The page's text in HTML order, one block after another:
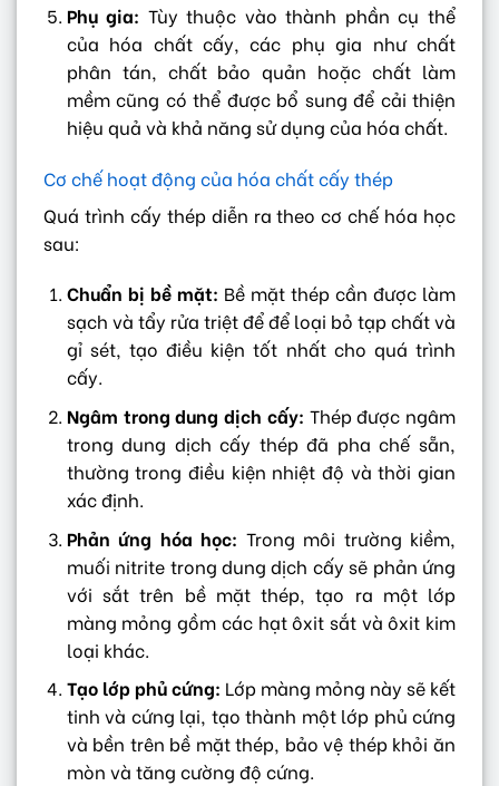
Phụ gia: Tùy thuộc vào thành phần cụ thể
của hóa chất cấy, các phụ gia như chất
phân tán, chất bảo quản hoặc chất làm
mềm cũng có thể được bổ sung để cải thiện
hiệu quả và khả năng sử dụng của hóa chất.
Cơ chế hoạt động của hóa chất cấy thép
Quá trình cấy thép diễn ra theo cơ chế hóa học
sau:
Chuẩn bị bề mặt: Bề mặt thép cần được làm
sạch và tẩy rửa triệt để để loại bỏ tạp chất và
gỉ sét, tạo điều kiện tốt nhất cho quá trình
cấy.
Ngâm trong dung dịch cấy: Thép được ngâm
trong dung dịch cấy thép đã pha chế sẵn,
thường trong điều kiện nhiệt độ và thời gian
xác định.
Phản ứng hóa học: Trong môi trường kiềm,
muối nitrite trong dung dịch cấy sẽ phản ứng
với sắt trên bề mặt thép, tạo ra một lớp
màng mỏng gồm các hạt ôxit sắt và ôxit kim
loại khác.
Tạo lớp phủ cứng: Lớp màng mỏng này sẽ kết
tinh và cứng lại, tạo thành một lớp phủ cứng
và bền trên bề mặt thép, bảo vệ thép khỏi ăn
mòn và tăng cường độ cứng.